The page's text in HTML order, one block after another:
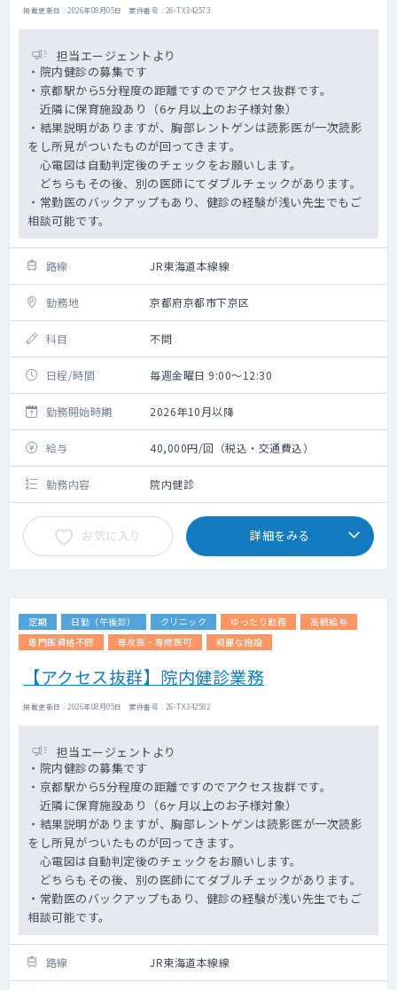
掲載更新日 : 2026年08月05日 案件番号 : 26-TX342573
担当エージェントより
・院内健診の募集です
・京都駅から5分程度の距離ですのでアクセス抜群です。
近隣に保育施設あり（6ヶ月以上のお子様対象）
・結果説明がありますが、胸部レントゲンは読影医が一次読影
をし所見がついたものが回ってきます。
心電図は自動判定後のチェックをお願いします。
どちらもその後、別の医師にてダブルチェックがあります。
・常勤医のバックアップもあり、健診の経験が浅い先生でもご
相談可能です。
路線 JR東海道本線線
勤務地 京都府京都市下京区
科目 不問
日程/時間 毎週金曜日 9:00～12:30
勤務開始時期 2026年10月以降
給与 40,000円/回（税込・交通費込）
勤務内容 院内健診
お気に入り 詳細をみる
定期 日勤（午後診） クリニック ゆったり勤務
高額給与
専門医資格不問
専攻医・専修医可 綺麗な施設
【アクセス抜群】院内健診業務
掲載更新日 : 2026年08月05日 案件番号 : 26-TX342582
担当エージェントより
・院内健診の募集です
・京都駅から5分程度の距離ですのでアクセス抜群です。
近隣に保育施設あり（6ヶ月以上のお子様対象）
・結果説明がありますが、胸部レントゲンは読影医が一次読影
をし所見がついたものが回ってきます。
心電図は自動判定後のチェックをお願いします。
どちらもその後、別の医師にてダブルチェックがあります。
・常勤医のバックアップもあり、健診の経験が浅い先生でもご
相談可能です。
路線 JR東海道本線線